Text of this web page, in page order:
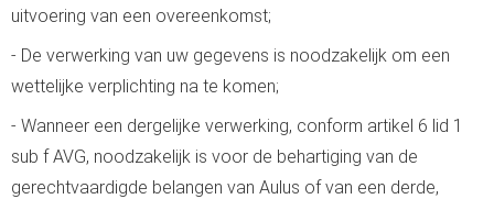
uitvoering van een overeenkomst;
- De verwerking van uw gegevens is noodzakelijk om een
wettelijke verplichting na te komen;
- Wanneer een dergelijke verwerking, conform artikel 6 lid 1
sub f AVG, noodzakelijk is voor de behartiging van de
gerechtvaardigde belangen van Aulus of van een derde,